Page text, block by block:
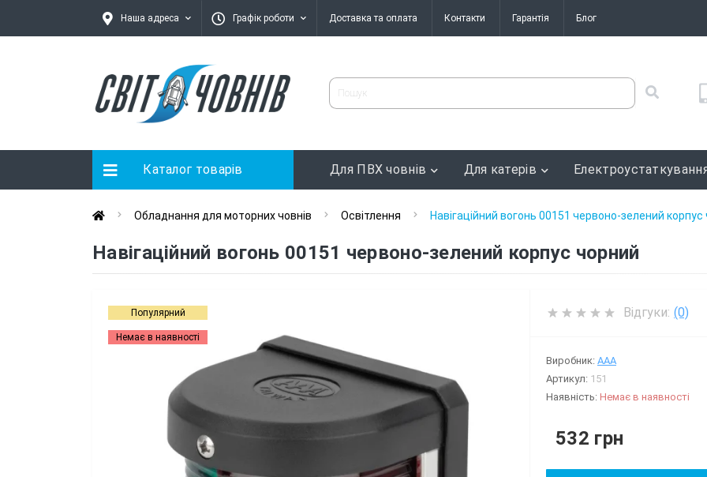
Наша адреса Графік роботи Доставка та оплата Контакти Гарантія Блог
Каталог товарів Для ПВХ човнів Для катерів
Обладнання для моторних човнів Освітлення Навігаційний вогонь 00151 червоно-зелений корпус
Навігаційний вогонь 00151 червоно-зелений корпус чорний
Популярний
Немає в наявності
Відгуки: (0)
Виробник: AAA
Артикул: 151
Наявність: Немає в наявності
532 грн